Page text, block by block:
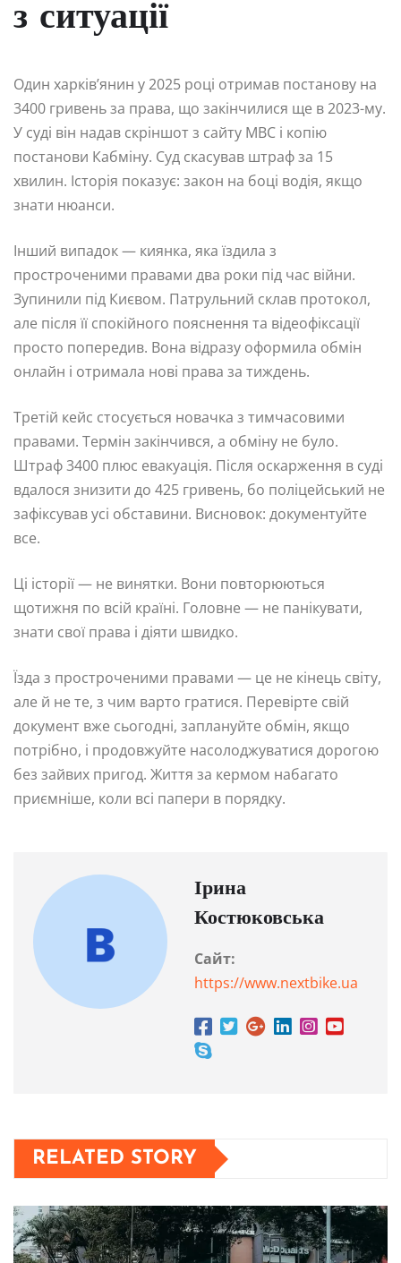
з ситуації
Один харків’янин у 2025 році отримав постанову на
3400 гривень за права, що закінчилися ще в 2023-му.
У суді він надав скріншот з сайту МВС і копію
постанови Кабміну. Суд скасував штраф за 15
хвилин. Історія показує: закон на боці водія, якщо
знати нюанси.
Інший випадок — киянка, яка їздила з
простроченими правами два роки під час війни.
Зупинили під Києвом. Патрульний склав протокол,
але після її спокійного пояснення та відеофіксації
просто попередив. Вона відразу оформила обмін
онлайн і отримала нові права за тиждень.
Третій кейс стосується новачка з тимчасовими
правами. Термін закінчився, а обміну не було.
Штраф 3400 плюс евакуація. Після оскарження в суді
вдалося знизити до 425 гривень, бо поліцейський не
зафіксував усі обставини. Висновок: документуйте
все.
Ці історії — не винятки. Вони повторюються
щотижня по всій країні. Головне — не панікувати,
знати свої права і діяти швидко.
Їзда з простроченими правами — це не кінець світу,
але й не те, з чим варто гратися. Перевірте свій
документ вже сьогодні, заплануйте обмін, якщо
потрібно, і продовжуйте насолоджуватися дорогою
без зайвих пригод. Життя за кермом набагато
приємніше, коли всі папери в порядку.
Ірина
Костюковська
Сайт:
https://www.nextbike.ua
RELATED STORY